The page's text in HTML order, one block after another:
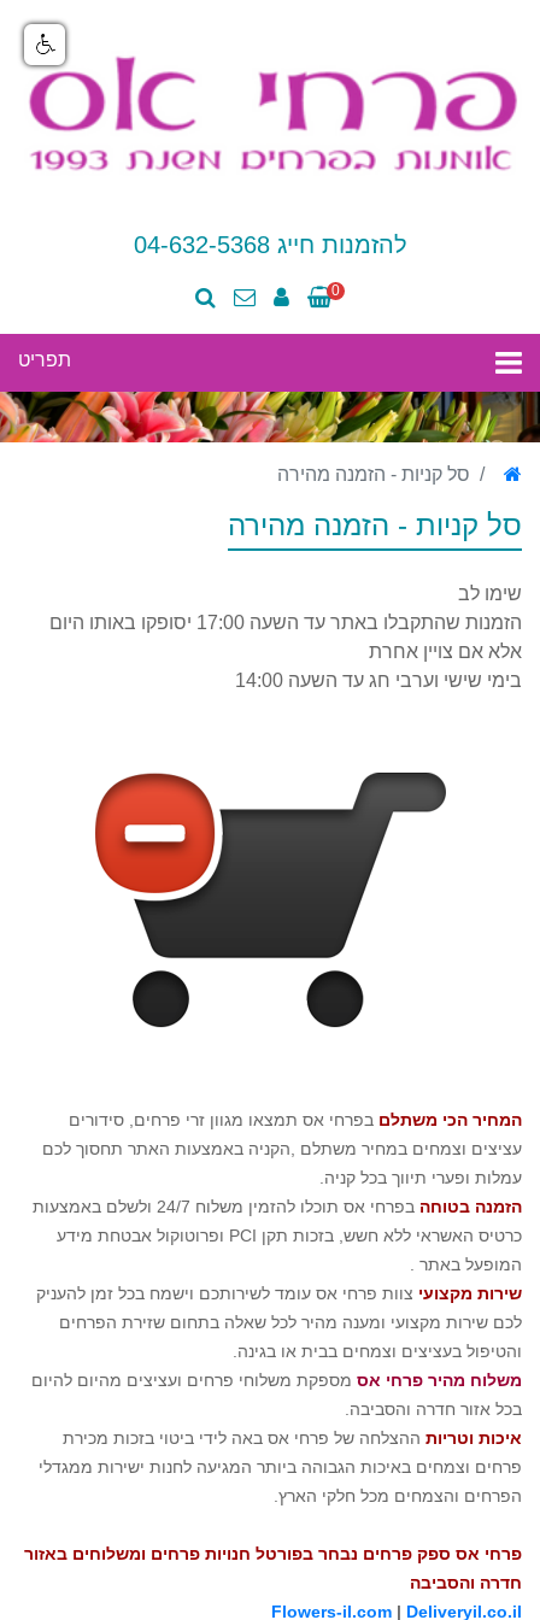
להזמנות חייג 04-632-5368
0
סל קניות - הזמנה מהירה
סל קניות - הזמנה מהירה
שימו לב
הזמנות שהתקבלו באתר עד השעה 17:00 יסופקו באותו היום
אלא אם צויין אחרת
בימי שישי וערבי חג עד השעה 14:00
המחיר הכי משתלם בפרחי אס תמצאו מגוון זרי פרחים, סידורים
עציצים וצמחים במחיר משתלם ,הקניה באמצעות האתר תחסוך לכם
עמלות ופערי תיווך בכל קניה.
הזמנה בטוחה
בפרחי אס תוכלו להזמין משלוח 24/7 ולשלם באמצעות
כרטיס האשראי ללא חשש, בזכות תקן PCI ופרוטוקול אבטחת מידע
המופעל באתר .
שירות מקצועי צוות פרחי אס עומד לשירותכם וישמח בכל זמן להעניק
לכם שירות מקצועי ומענה מהיר לכל שאלה בתחום שזירת הפרחים
והטיפול בעציצים וצמחים בבית או בגינה.
משלוח מהיר פרחי אס מספקת משלוחי פרחים ועציצים מהיום להיום
בכל אזור חדרה והסביבה.
איכות וטריות ההצלחה של פרחי אס באה לידי ביטוי בזכות מכירת
פרחים וצמחים באיכות הגבוהה ביותר המגיעה לחנות ישירות ממגדלי
הפרחים והצמחים מכל חלקי הארץ
פרחי אס ספק פרחים נבחר בפורטל חנויות פרחים ומשלוחים באזור
חדרה והסביבה
Flowers-il.com | Deliveryil.co.il